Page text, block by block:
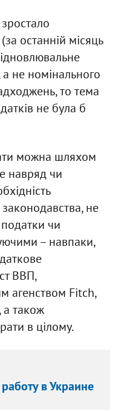
останній місяць
не номінального
то тема
не була б
можна шляхом
навряд чи
законодавства, не
чи
– навпаки,
ВВП,
агенством Fitch,
а також
в цілому.
в Украине